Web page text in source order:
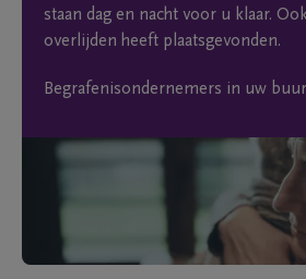
staan dag en nacht voor u klaar.
overlijden heeft plaatsgevonden.
Begrafenisondernemers in uw